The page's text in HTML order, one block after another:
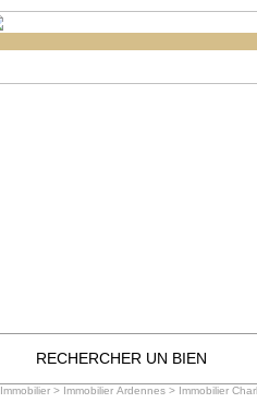
RECHERCHER UN BIEN
Immobilier > Immobilier Ardennes > Immobilier